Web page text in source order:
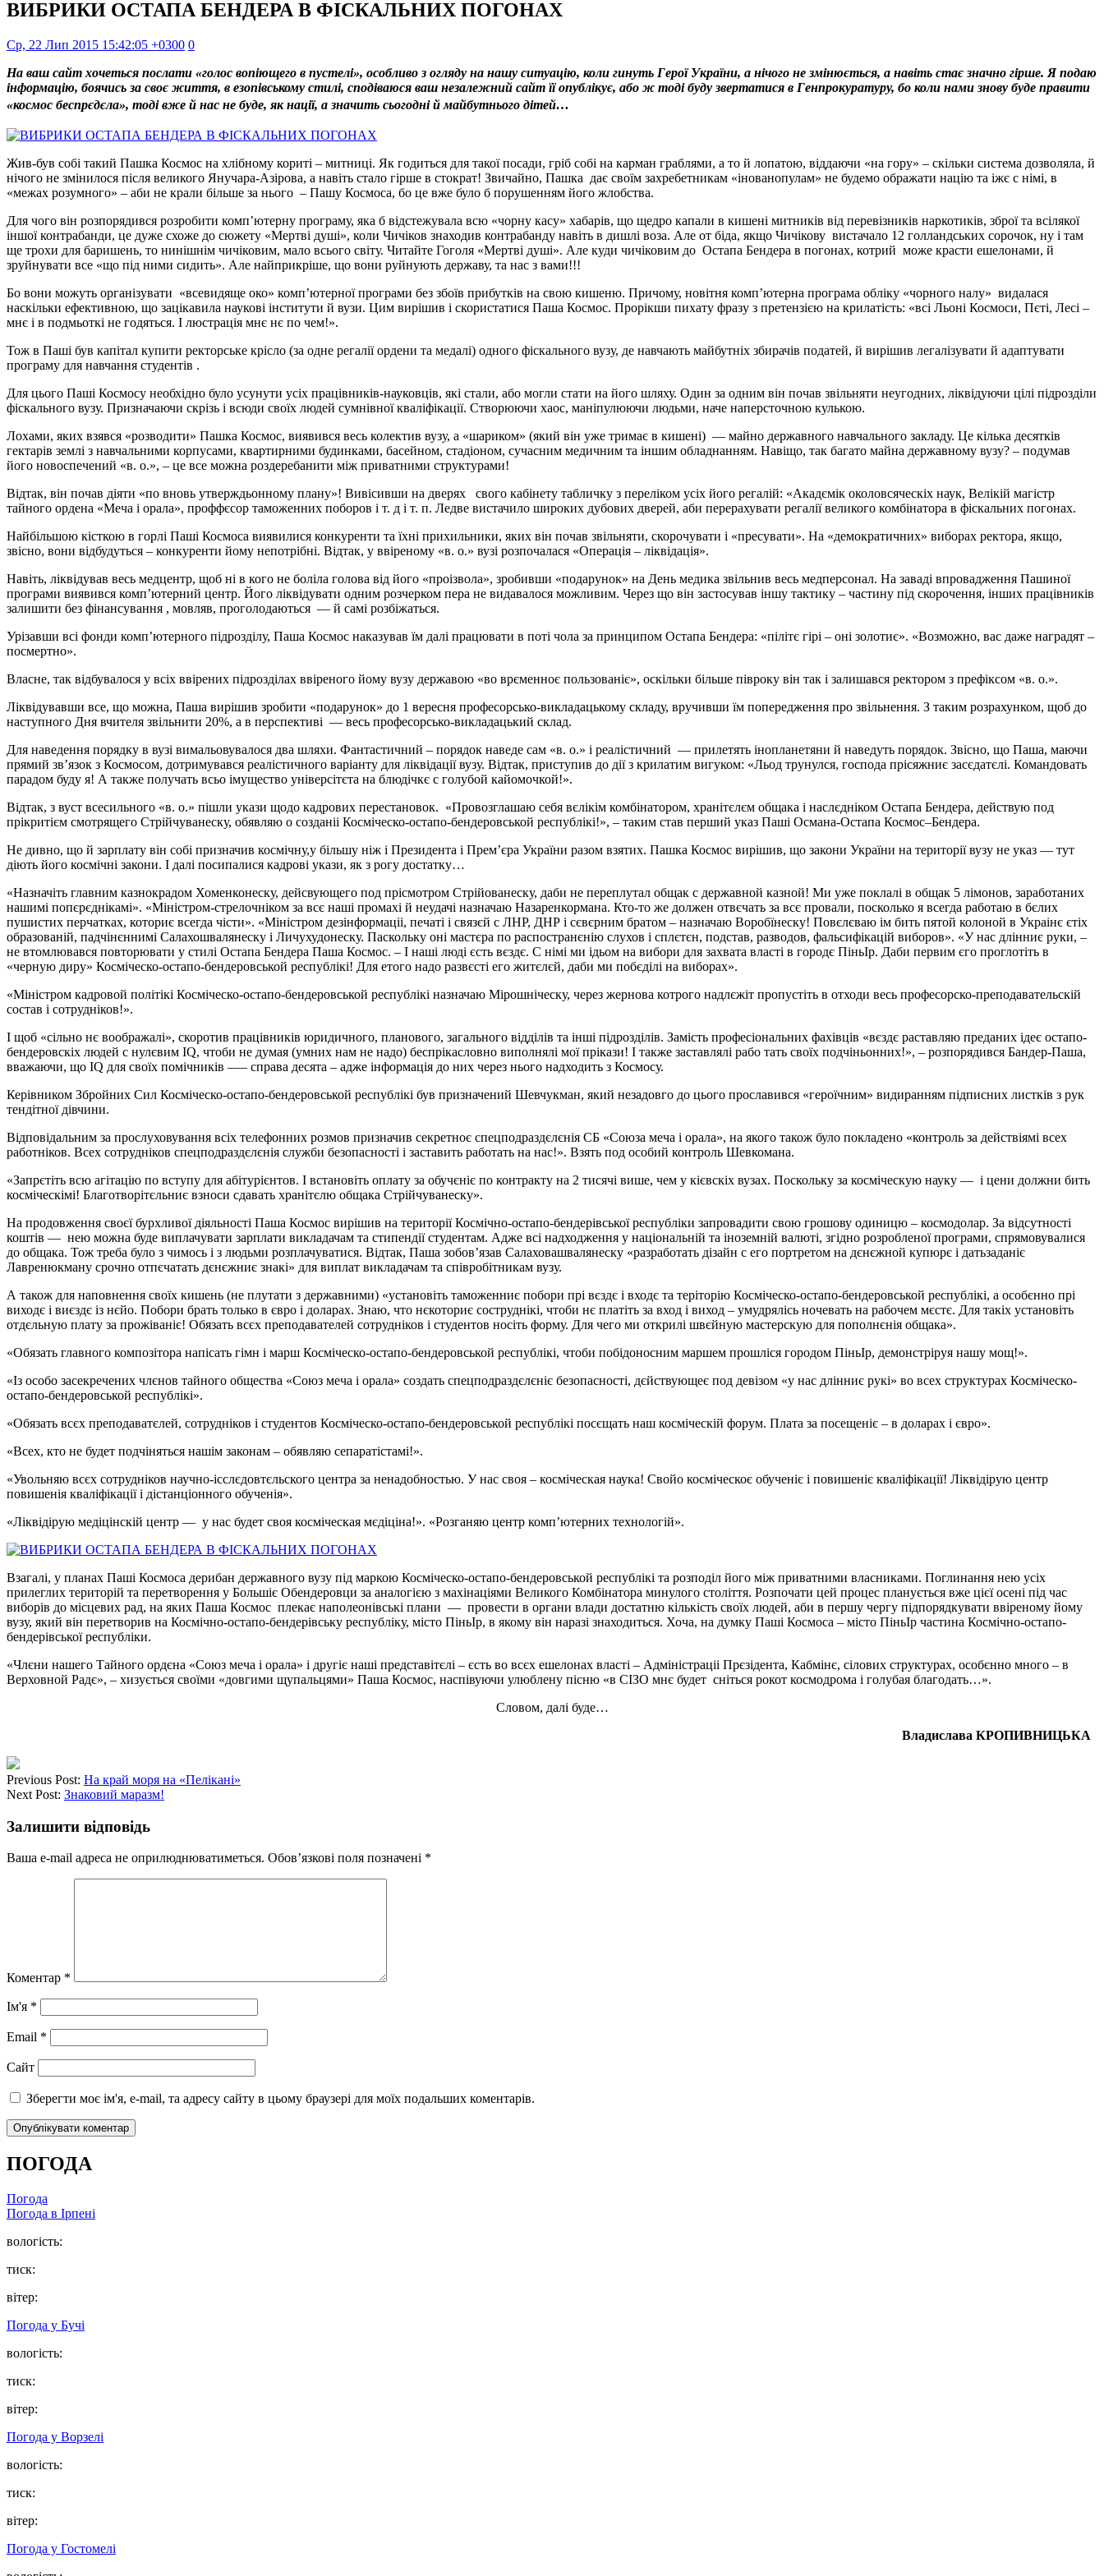
ВИБРИКИ ОСТАПА БЕНДЕРА В ФІСКАЛЬНИХ ПОГОНАХ
Ср, 22 Лип 2015 15:42:05 +0300 0
На ваш сайт хочеться послати «голос вопіющего в пустелі», особливо з огляду на нашу ситуацію, коли гинуть Герої України, а нічого не змінюється, а навіть стає значно гірше. Я подаю
інформацію, боячись за своє життя, в езопівському стилі, сподіваюся ваш незалежний сайт її опублікує, або ж тоді буду звертатися в Генпрокуратуру, бо коли нами знову буде правити
«космос беспрєдєла», тоді вже й нас не буде, як нації, а значить сьогодні й майбутнього дітей…
Жив-був собі такий Пашка Космос на хлібному кориті – митниці. Як годиться для такої посади, гріб собі на карман граблями, а то й лопатою, віддаючи «на гору» – скільки система дозволяла, й
нічого не змінилося після великого Янучара-Азірова, а навіть стало гірше в стократ! Звичайно, Пашка дає своїм захребетникам «інованопулам» не будемо ображати націю та іжє с німі, в
«межах розумного» – аби не крали більше за нього – Пашу Космоса, бо це вже було б порушенням його жлобства.
Для чого він розпорядився розробити комп’ютерну програму, яка б відстежувала всю «чорну касу» хабарів, що щедро капали в кишені митників від перевізників наркотиків, зброї та всілякої
іншої контрабанди, це дуже схоже до сюжету «Мертві душі», коли Чичіков знаходив контрабанду навіть в дишлі воза. Але от біда, якщо Чичікову вистачало 12 голландських сорочок, ну і там
ще трохи для баришень, то нинішнім чичіковим, мало всього світу. Читайте Гоголя «Мертві душі». Але куди чичіковим до Остапа Бендера в погонах, котрий може красти ешелонами, й
зруйнувати все «що під ними сидить». Але найприкріше, що вони руйнують державу, та нас з вами!!!
Бо вони можуть організувати «всевидяще око» комп’ютерної програми без збоїв прибутків на свою кишеню. Причому, новітня комп’ютерна програма обліку «чорного налу» видалася
наскільки ефективною, що зацікавила наукові інститути й вузи. Цим вирішив і скористатися Паша Космос. Прорікши пихату фразу з претензією на крилатість: «всі Льоні Космоси, Пєті, Лесі –
мнє і в подмьоткі не годяться. І люстрація мнє нє по чем!».
Тож в Паші був капітал купити ректорське крісло (за одне регалії ордени та медалі) одного фіскального вузу, де навчають майбутніх збирачів податей, й вирішив легалізувати й адаптувати
програму для навчання студентів .
Для цього Паші Космосу необхідно було усунути усіх працівників-науковців, які стали, або могли стати на його шляху. Один за одним він почав звільняти неугодних, ліквідуючи цілі підрозділи
фіскального вузу. Призначаючи скрізь і всюди своїх людей сумнівної кваліфікації. Створюючи хаос, маніпулюючи людьми, наче наперсточною кулькою.
Лохами, яких взявся «розводити» Пашка Космос, виявився весь колектив вузу, а «шариком» (який він уже тримає в кишені) — майно державного навчального закладу. Це кілька десятків
гектарів землі з навчальними корпусами, квартирними будинками, басейном, стадіоном, сучасним медичним та іншим обладнанням. Навіщо, так багато майна державному вузу? – подумав
його новоспечений «в. о.», – це все можна роздеребанити між приватними структурами!
Відтак, він почав діяти «по вновь утверждьонному плану»! Вивісивши на дверях свого кабінету табличку з переліком усіх його регалій: «Акадємік околовсяческіх наук, Велікій магістр
тайного ордена «Меча і орала», проффєсор таможенних поборов і т. д і т. п. Ледве вистачило широких дубових дверей, аби перерахувати регалії великого комбінатора в фіскальних погонах.
Найбільшою кісткою в горлі Паші Космоса виявилися конкуренти та їхні прихильники, яких він почав звільняти, скорочувати і «пресувати». На «демократичних» виборах ректора, якщо,
звісно, вони відбудуться – конкуренти йому непотрібні. Відтак, у ввіреному «в. о.» вузі розпочалася «Операція – ліквідація».
Навіть, ліквідував весь медцентр, щоб ні в кого не боліла голова від його «проізвола», зробивши «подарунок» на День медика звільнив весь медперсонал. На заваді впровадження Пашиної
програми виявився комп’ютерний центр. Його ліквідувати одним розчерком пера не видавалося можливим. Через що він застосував іншу тактику – частину під скорочення, інших працівників
залишити без фінансування , мовляв, проголодаються — й самі розбіжаться.
Урізавши всі фонди комп’ютерного підрозділу, Паша Космос наказував їм далі працювати в поті чола за принципом Остапа Бендера: «пілітє гірі – оні золотиє». «Возможно, вас даже наградят –
посмертно».
Власне, так відбувалося у всіх ввірених підрозділах ввіреного йому вузу державою «во врєменноє пользованіє», оскільки більше півроку він так і залишався ректором з префіксом «в. о.».
Ліквідувавши все, що можна, Паша вирішив зробити «подарунок» до 1 вересня професорсько-викладацькому складу, вручивши їм попередження про звільнення. З таким розрахунком, щоб до
наступного Дня вчителя звільнити 20%, а в перспективі — весь професорсько-викладацький склад.
Для наведення порядку в вузі вимальовувалося два шляхи. Фантастичний – порядок наведе сам «в. о.» і реалістичний — прилетять інопланетяни й наведуть порядок. Звісно, що Паша, маючи
прямий зв’язок з Космосом, дотримувався реалістичного варіанту для ліквідації вузу. Відтак, приступив до дії з крилатим вигуком: «Льод трунулся, господа прісяжниє засєдатєлі. Командовать
парадом буду я! А также получать всьо імущество універсітєта на блюдічкє с голубой кайомочкой!».
Відтак, з вуст всесильного «в. о.» пішли укази щодо кадрових перестановок. «Провозглашаю себя вєлікім комбінатором, хранітєлєм общака і наслєдніком Остапа Бендера, действую под
прікритієм смотрящего Стрійчуванеску, обявляю о созданіі Косміческо-остапо-бендеровськой республікі!», – таким став перший указ Паші Османа-Остапа Космос–Бендера.
Не дивно, що й зарплату він собі призначив космічну,у більшу ніж і Президента і Прем’єра України разом взятих. Пашка Космос вирішив, що закони України на території вузу не указ — тут
діють його космічні закони. І далі посипалися кадрові укази, як з рогу достатку…
«Назначіть главним казнокрадом Хоменконеску, дейсвующего под прісмотром Стрійованеску, даби не переплутал общак с державной казной! Ми уже поклалі в общак 5 лімонов, заработаних
нашимі попєрєднікамі». «Міністром-стрелочніком за всє наші промахі й неудачі назначаю Назаренкормана. Кто-то же должен отвєчать за всє провали, посколько я всегда работаю в бєлих
пушистих перчатках, коториє всегда чісти». «Міністром дезінформаціі, печаті і связєй с ЛНР, ДНР і сєвєрним братом – назначаю Воробїнеску! Повєлєваю ім бить пятой колоной в Украінє єтіх
образованій, падчінєннимі Салахошвалянеску і Личухудонеску. Паскольку оні мастєра по распостранєнію слухов і сплєтєн, подстав, разводов, фальсифікацій виборов». «У нас длінниє руки, –
не втомлювався повторювати у стилі Остапа Бендера Паша Космос. – І наші люді єсть вєздє. С німі ми ідьом на вибори для захвата власті в городє ПіньІр. Даби первим єго проглотіть в
«черную диру» Косміческо-остапо-бендеровськой республікі! Для етого надо развєсті его житєлєй, даби ми побєділі на виборах».
«Міністром кадровой політікі Косміческо-остапо-бендеровськой республікі назначаю Мірошніческу, через жернова котрого надлєжіт пропустіть в отходи весь професорско-преподавательскій
состав і сотрудніков!».
І щоб «сільно нє воображалі», скоротив працівників юридичного, планового, загального відділів та інші підрозділів. Замість професіональних фахівців «вєздє раставляю преданих ідеє остапо-
бендеровскіх людей с нулєвим IQ, чтоби не думая (умних нам не надо) беспрікасловно виполнялі мої прікази! І также заставлялі рабо тать своїх подчіньонних!», – розпорядився Бандер-Паша,
вважаючи, що IQ для своїх помічників —– справа десята – адже інформація до них через нього надходить з Космосу.
Керівником Збройних Сил Косміческо-остапо-бендеровськой республікі був призначений Шевчукман, який незадовго до цього прославився «героїчним» видиранням підписних листків з рук
тендітної дівчини.
Відповідальним за прослуховування всіх телефонних розмов призначив секретноє спецподраздєлєнія СБ «Союза меча і орала», на якого також було покладено «контроль за действіямі всех
работніков. Всех сотрудніков спецподраздєлєнія служби безопасності і заставить работать на нас!». Взять под особий контроль Шевкомана.
«Запрєтіть всю агітацію по вступу для абітурієнтов. І встановіть оплату за обучєніє по контракту на 2 тисячі више, чем у кієвскіх вузах. Поскольку за косміческую науку — і цени должни бить
косміческімі! Благотворітєльниє взноси сдавать хранітєлю общака Стрійчуванеску».
На продовження своєї бурхливої діяльності Паша Космос вирішив на території Космічно-остапо-бендерівської республіки запровадити свою грошову одиницю – космодолар. За відсутності
коштів — нею можна буде виплачувати зарплати викладачам та стипендії студентам. Адже всі надходження у національній та іноземній валюті, згідно розробленої програми, спрямовувалися
до общака. Тож треба було з чимось і з людьми розплачуватися. Відтак, Паша зобов’язав Салаховашвалянеску «разработать дізайн с его портретом на дєнєжной купюрє і датьзаданіє
Лавренюкману срочно отпєчатать дєнєжниє знакі» для виплат викладачам та співробітникам вузу.
А також для наповнення своїх кишень (не плутати з державними) «установіть таможенниє побори прі вєздє і входє та теріторію Косміческо-остапо-бендеровськой республікі, а особєнно прі
виходє і виєздє із нєйо. Побори брать только в євро і доларах. Знаю, что нєкоториє соструднікі, чтоби нє платіть за вход і виход – умудрялісь ночевать на рабочем мєстє. Для такіх установіть
отдєльную плату за прожіваніє! Обязать всєх преподавателей сотрудніков і студентов носіть форму. Для чего ми открилі швєйную мастерскую для пополнєнія общака».
«Обязать главного композітора напісать гімн і марш Косміческо-остапо-бендеровськой республікі, чтоби побідоносним маршем прошліся городом ПіньІр, демонстріруя нашу мощ!».
«Із особо засекречених члєнов тайного общества «Союз меча і орала» создать спецподраздєлєніє безопасності, дєйствующеє под девізом «у нас длінниє рукі» во всех структурах Косміческо-
остапо-бендеровськой республікі».
«Обязать всєх преподаватєлей, сотрудніков і студентов Косміческо-остапо-бендеровськой республікі посєщать наш косміческій форум. Плата за посещеніє – в доларах і євро».
«Всех, кто не будет подчіняться нашім законам – обявляю сепаратістамі!».
«Увольняю всєх сотрудніков научно-ісслєдовтєльского центра за ненадобностью. У нас своя – косміческая наука! Свойо косміческоє обученіє і повишеніє кваліфікації! Ліквідірую центр
повишенія кваліфікації і дістанціонного обученія».
«Ліквідірую медіцінскій центр — у нас будет своя косміческая мєдіціна!». «Розганяю центр комп’ютерних технологій».
Взагалі, у планах Паші Космоса дерибан державного вузу під маркою Косміческо-остапо-бендеровськой республікі та розподіл його між приватними власниками. Поглинання нею усіх
прилеглих територій та перетворення у Большіє Обендеровци за аналогією з махінаціями Великого Комбінатора минулого століття. Розпочати цей процес планується вже цієї осені під час
виборів до місцевих рад, на яких Паша Космос плекає наполеонівські плани — провести в органи влади достатню кількість своїх людей, аби в першу чергу підпорядкувати ввіреному йому
вузу, який він перетворив на Космічно-остапо-бендерівську республіку, місто ПіньІр, в якому він наразі знаходиться. Хоча, на думку Паші Космоса – місто ПіньІр частина Космічно-остапо-
бендерівської республіки.
«Члєни нашего Тайного ордєна «Союз меча і орала» і другіє наші представітєлі – єсть во всєх ешелонах власті – Адміністраціі Прєзідента, Кабмінє, сілових структурах, особєнно много – в
Верховной Радє», – хизується своїми «довгими щупальцями» Паша Космос, наспівуючи улюблену пісню «в СІЗО мнє будет сніться рокот космодрома і голубая благодать…».
Словом, далі буде…
Владислава КРОПИВНИЦЬКА
Previous Post: На край моря на «Пелікані»
Next Post: Знаковий маразм!
Залишити відповідь
Ваша e-mail адреса не оприлюднюватиметься. Обов’язкові поля позначені *
Коментар *
Ім'я *
Email *
Сайт
Зберегти моє ім'я, e-mail, та адресу сайту в цьому браузері для моїх подальших коментарів.
ПОГОДА
Погода
Погода в Ірпені
вологість:
тиск:
вітер:
Погода у Бучі
вологість:
тиск:
вітер:
Погода у Ворзелі
вологість:
тиск:
вітер:
Погода у Гостомелі